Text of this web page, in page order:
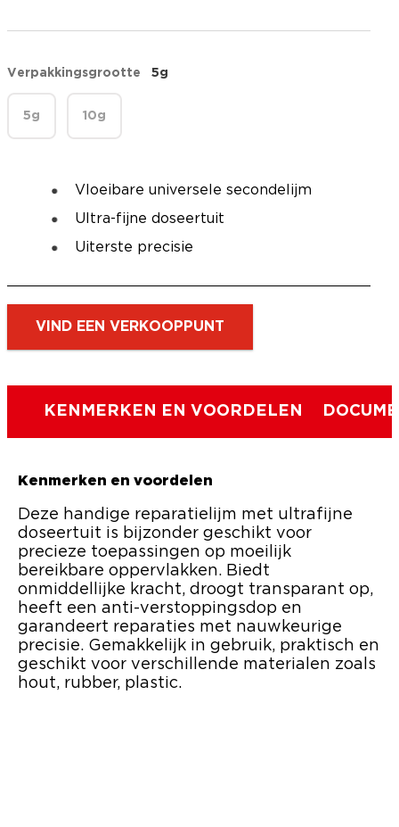
Verpakkingsgrootte 5g
5g 10g
Vloeibare universele secondelijm
Ultra-fijne doseertuit
Uiterste precisie
VIND EEN VERKOOPPUNT
KENMERKEN EN VOORDELEN
Kenmerken en voordelen
Deze handige reparatielijm met ultrafijne
doseertuit is bijzonder geschikt voor
precieze toepassingen op moeilijk
bereikbare oppervlakken. Biedt
onmiddellijke kracht, droogt transparant op,
heeft een anti-verstoppingsdop en
garandeert reparaties met nauwkeurige
precisie. Gemakkelijk in gebruik, praktisch en
geschikt voor verschillende materialen zoals
hout, rubber, plastic.